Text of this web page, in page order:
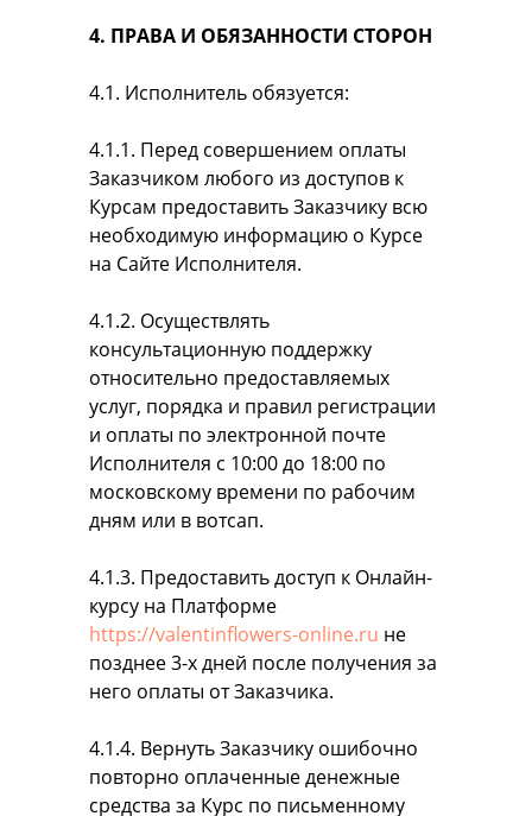
4. ПРАВА И ОБЯЗАННОСТИ СТОРОН
4.1. Исполнитель обязуется:
4.1.1. Перед совершением оплаты
Заказчиком любого из доступов к
Курсам предоставить Заказчику всю
необходимую информацию о Курсе
на Сайте Исполнителя.
4.1.2. Осуществлять
консультационную поддержку
относительно предоставляемых
услуг, порядка и правил регистрации
и оплаты по электронной почте
Исполнителя с 10:00 до 18:00 по
московскому времени по рабочим
дням или в вотсап.
4.1.3. Предоставить доступ к Онлайн-
курсу на Платформе
https://valentinflowers-online.ru не
позднее 3-х дней после получения за
него оплаты от Заказчика.
4.1.4. Вернуть Заказчику ошибочно
повторно оплаченные денежные
средства за Курс по письменному